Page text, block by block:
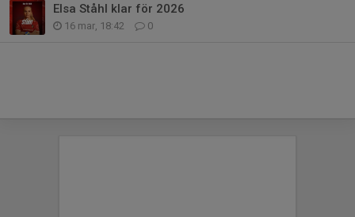
Elsa Ståhl klar för 2026
16 mar, 18:42 0